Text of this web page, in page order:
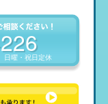
日曜・祝日定休